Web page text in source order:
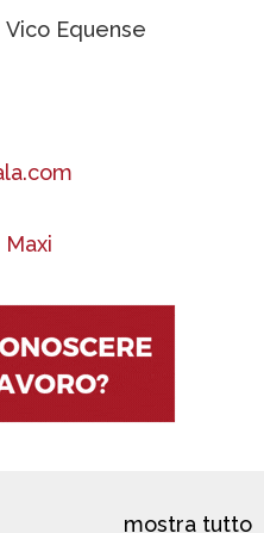
Equense
mostra tutto